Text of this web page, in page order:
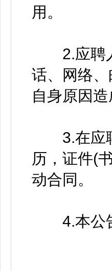
用。
2.应聘人
话、网络
自身原因
3.在应聘
历，证件(
动合同。
4.本公告